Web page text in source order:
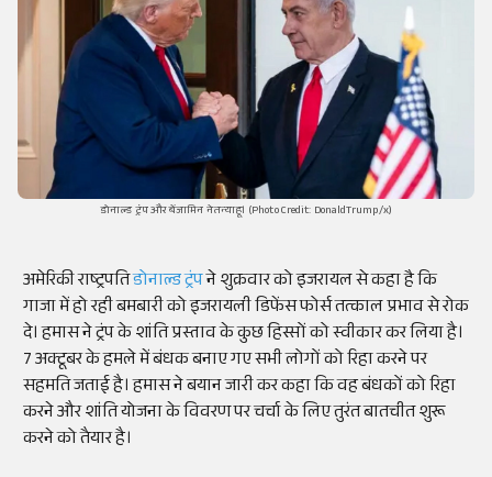
डोनाल्ड ट्रंप और बेंजामिन नेतन्याहू। (Photo Credit: DonaldTrump/x)
अमेरिकी राष्ट्रपतिडोनाल्ड ट्रंपने शुक्रवार को इजरायल से कहा है कि
गाजा में हो रही बमबारी को इजरायली डिफेंस फोर्स तत्काल प्रभाव से रोक
दे। हमास ने ट्रंप के शांति प्रस्ताव के कुछ हिस्सों को स्वीकार कर लिया है।
7 अक्टूबर के हमले में बंधक बनाए गए सभी लोगों को रिहा करने पर
सहमति जताई है। हमास ने बयान जारी कर कहा कि वह बंधकों को रिहा
करने और शांति योजना के विवरण पर चर्चा के लिए तुरंत बातचीत शुरू
करने को तैयार है।